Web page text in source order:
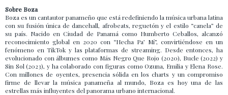
Sobre Boza
Boza es un cantautor panameño que está redefiniendo la música urbana latina
con su fusión única de dancehall, afrobeats, reguetón y el estilo “canela” de
su país. Nacido en Ciudad de Panamá como Humberto Ceballos, alcanzó
reconocimiento global en 2020 con “Hecha Pa’ Mí”, convirtiéndose en un
fenómeno en TikTok y las plataformas de streaming. Desde entonces, ha
evolucionado con álbumes como Más Negro Que Rojo (2020), Bucle (2022) y
Sin Sol (2023), y ha colaborado con figuras como Ozuna, Emilia y Elena Rose.
Con millones de oyentes, presencia sólida en los charts y un compromiso
firme de llevar la música panameña al mundo, Boza es hoy una de las
estrellas más influyentes del panorama urbano internacional.